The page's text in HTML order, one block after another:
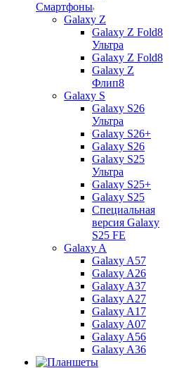
Смартфоны
Galaxy Z
Galaxy Z Fold8
Ультра
Galaxy Z Fold8
Galaxy Z
Флип8
Galaxy S
Galaxy S26
Ультра
Galaxy S26+
Galaxy S26
Galaxy S25
Ультра
Galaxy S25+
Galaxy S25
Специальная
версия Galaxy
S25 FE
Galaxy A
Galaxy A57
Galaxy A26
Galaxy A37
Galaxy A27
Galaxy A17
Galaxy A07
Galaxy A56
Galaxy A36